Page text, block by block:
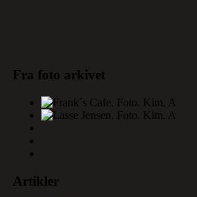
Fra foto arkivet
Artikler